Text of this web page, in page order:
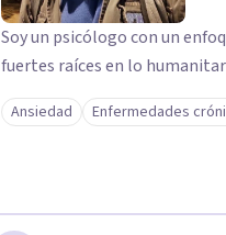
Soy un psicólogo con un
fuertes raíces en lo
Ansiedad Enfermedades